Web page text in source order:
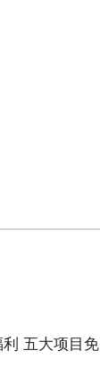
五大项目